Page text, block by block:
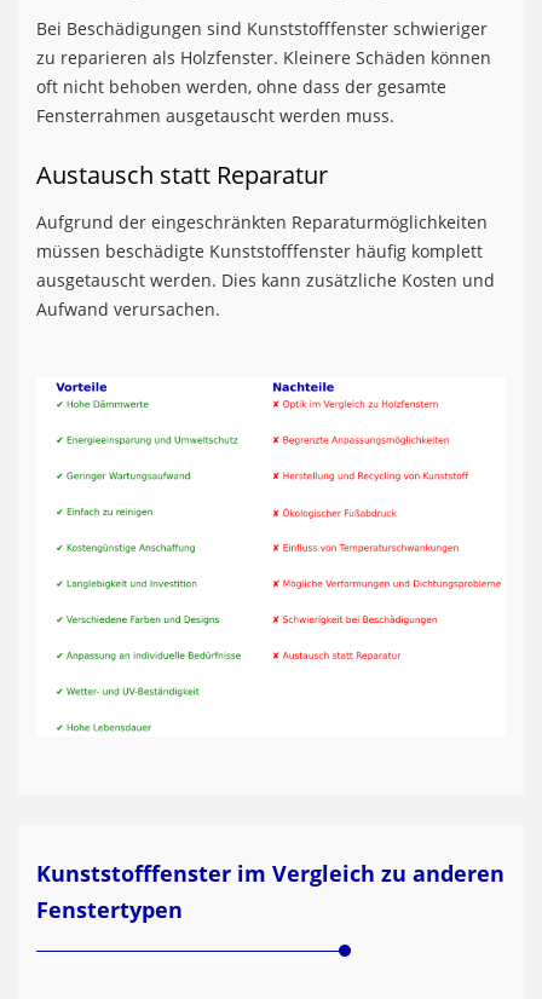
Bei Beschädigungen sind Kunststofffenster schwieriger
zu reparieren als Holzfenster. Kleinere Schäden können
oft nicht behoben werden, ohne dass der gesamte
Fensterrahmen ausgetauscht werden muss.
Austausch statt Reparatur
Aufgrund der eingeschränkten Reparaturmöglichkeiten
müssen beschädigte Kunststofffenster häufig komplett
ausgetauscht werden. Dies kann zusätzliche Kosten und
Aufwand verursachen.
Kunststofffenster im Vergleich zu anderen
Fenstertypen